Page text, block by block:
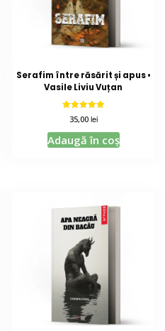
Serafim între răsărit și apus •
Vasile Liviu Vuțan
Evaluat la
5.00
35,00 lei
Adaugă în coș